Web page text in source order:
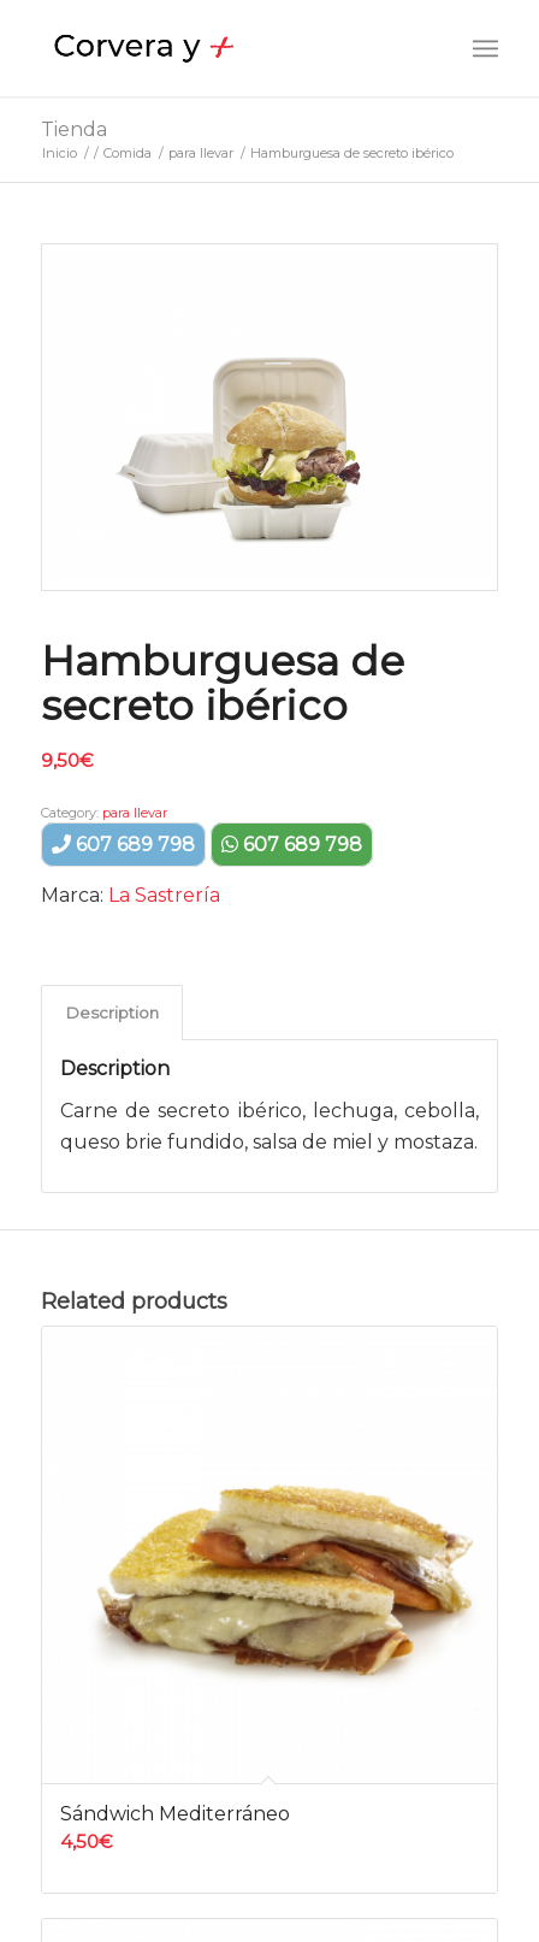
Tienda
Inicio / / Comida / para llevar / Hamburguesa de secreto ibérico
Hamburguesa de
secreto ibérico
9,50€
Category: para llevar
607 689 798 607 689 798
Marca: La Sastrería
Description
Description
Carne de secreto ibérico, lechuga, cebolla,
queso brie fundido, salsa de miel y mostaza.
Related products
Sándwich Mediterráneo
4,50€